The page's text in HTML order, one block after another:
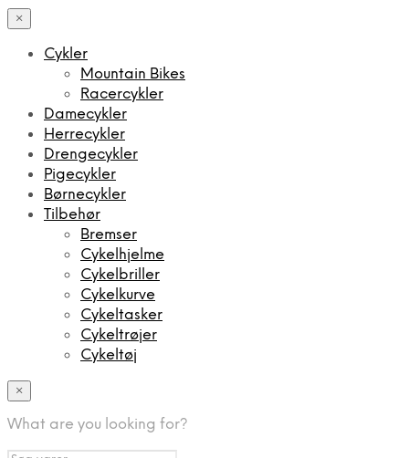
×
Cykler
Mountain Bikes
Racercykler
Damecykler
Herrecykler
Drengecykler
Pigecykler
Børnecykler
Tilbehør
Bremser
Cykelhjelme
Cykelbriller
Cykelkurve
Cykeltasker
Cykeltrøjer
Cykeltøj
×
What are you looking for?